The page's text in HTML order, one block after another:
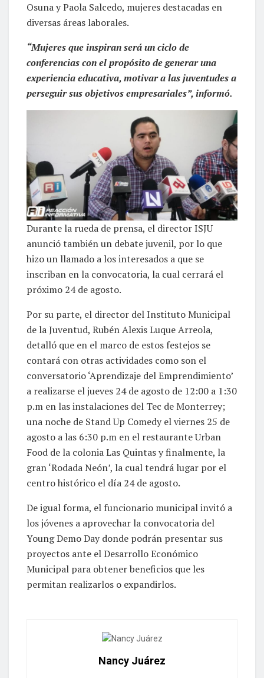
Osuna y Paola Salcedo, mujeres destacadas en
diversas áreas laborales.
“Mujeres que inspiran será un ciclo de
conferencias con el propósito de generar una
experiencia educativa, motivar a las juventudes a
perseguir sus objetivos empresariales”, informó.
Durante la rueda de prensa, el director ISJU
anunció también un debate juvenil, por lo que
hizo un llamado a los interesados a que se
inscriban en la convocatoria, la cual cerrará el
próximo 24 de agosto.
Por su parte, el director del Instituto Municipal
de la Juventud, Rubén Alexis Luque Arreola,
detalló que en el marco de estos festejos se
contará con otras actividades como son el
conversatorio ‘Aprendizaje del Emprendimiento’
a realizarse el jueves 24 de agosto de 12:00 a 1:30
p.m en las instalaciones del Tec de Monterrey;
una noche de Stand Up Comedy el viernes 25 de
agosto a las 6:30 p.m en el restaurante Urban
Food de la colonia Las Quintas y finalmente, la
gran ‘Rodada Neón’, la cual tendrá lugar por el
centro histórico el día 24 de agosto.
De igual forma, el funcionario municipal invitó a
los jóvenes a aprovechar la convocatoria del
Young Demo Day donde podrán presentar sus
proyectos ante el Desarrollo Económico
Municipal para obtener beneficios que les
permitan realizarlos o expandirlos.
Nancy Juárez